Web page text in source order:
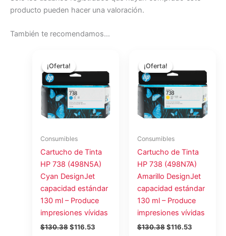
producto pueden hacer una valoración.
También te recomendamos…
¡Oferta!
¡Oferta!
Consumibles
Cartucho de Tinta
HP 738 (498N5A)
Cyan DesignJet
capacidad estándar
130 ml – Produce
impresiones vívidas
$130.38
precio
original
era:
$130.38.
$116.53
actual
$116.53.
¡Oferta!
¡Oferta!
Consumibles
Cartucho de Tinta
HP 738 (498N7A)
Amarillo DesignJet
capacidad estándar
130 ml – Produce
impresiones vívidas
$130.38
precio
original
$130.38.
$116.53
actual
$116.53.